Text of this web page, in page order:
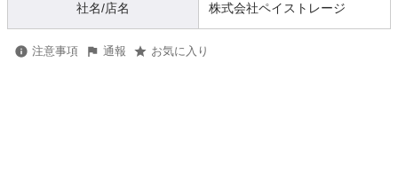
社名/店名 株式会社ペイストレージ
注意事項 通報 お気に入り